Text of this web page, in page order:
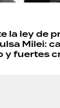
la ley de
Milei:
y fuertes